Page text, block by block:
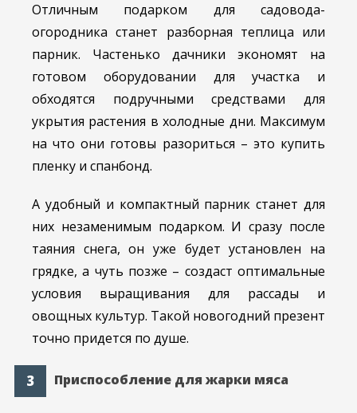
Отличным подарком для садовода-
огородника станет разборная теплица или
парник. Частенько дачники экономят на
готовом оборудовании для участка и
обходятся подручными средствами для
укрытия растения в холодные дни. Максимум
на что они готовы разориться – это купить
пленку и спанбонд.
А удобный и компактный парник станет для
них незаменимым подарком. И сразу после
таяния снега, он уже будет установлен на
грядке, а чуть позже – создаст оптимальные
условия выращивания для рассады и
овощных культур. Такой новогодний презент
точно придется по душе.
Приспособление для жарки мяса